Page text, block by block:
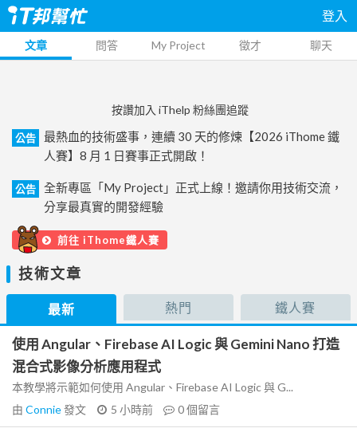
登入
文章 問答 My Project 徵才 聊天
按讚加入 iThelp 粉絲團追蹤
公告
最熱血的技術盛事，連續 30 天的修煉【2026 iThome 鐵
人賽】8 月 1 日賽事正式開啟！
公告
全新專區「My Project」正式上線！邀請你用技術交流，
分享最真實的開發經驗
前往 iThome鐵人賽
技術文章
最新 熱門 鐵人賽
使用 Angular、Firebase AI Logic 與 Gemini Nano 打造
混合式影像分析應用程式
本教學將示範如何使用 Angular、Firebase AI Logic 與 G...
由 Connie發文 5 小時前 0個留言